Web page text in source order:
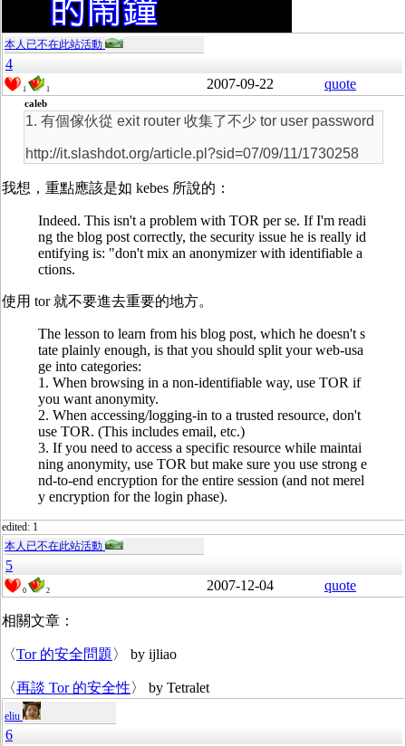
本人已不在此站活動
4
1 1 2007-09-22 quote
caleb
1. 有個傢伙從 exit router 收集了不少 tor user password
http://it.slashdot.org/article.pl?sid=07/09/11/1730258
我想，重點應該是如 kebes 所說的：
Indeed. This isn't a problem with TOR per se. If I'm readi
ng the blog post correctly, the security issue he is really id
entifying is: "don't mix an anonymizer with identifiable a
ctions.
使用 tor 就不要進去重要的地方。
The lesson to learn from his blog post, which he doesn't s
tate plainly enough, is that you should split your web-usa
ge into categories:
1. When browsing in a non-identifiable way, use TOR if
you want anonymity.
2. When accessing/logging-in to a trusted resource, don't
use TOR. (This includes email, etc.)
3. If you need to access a specific resource while maintai
ning anonymity, use TOR but make sure you use strong e
nd-to-end encryption for the entire session (and not merel
y encryption for the login phase).
edited: 1
本人已不在此站活動
5
0 2 2007-12-04 quote
相關文章：
〈Tor 的安全問題〉 by ijliao
〈再談 Tor 的安全性〉 by Tetralet
eliu
6